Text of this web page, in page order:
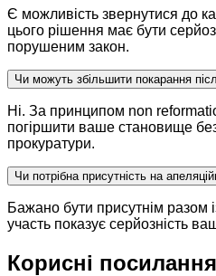
Є можливість звернутися до
цього рішення має бути
порушеним закон.
Чи можуть збільшити покарання
Ні. За принципом non
погіршити ваше становище без
прокуратури.
Чи потрібна присутність на
Бажано бути присутнім разом
участь показує серйозність
Корисні